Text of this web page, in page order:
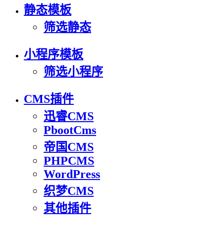
静态模板
筛选静态
小程序模板
筛选小程序
CMS插件
迅睿CMS
PbootCms
帝国CMS
PHPCMS
WordPress
织梦CMS
其他插件